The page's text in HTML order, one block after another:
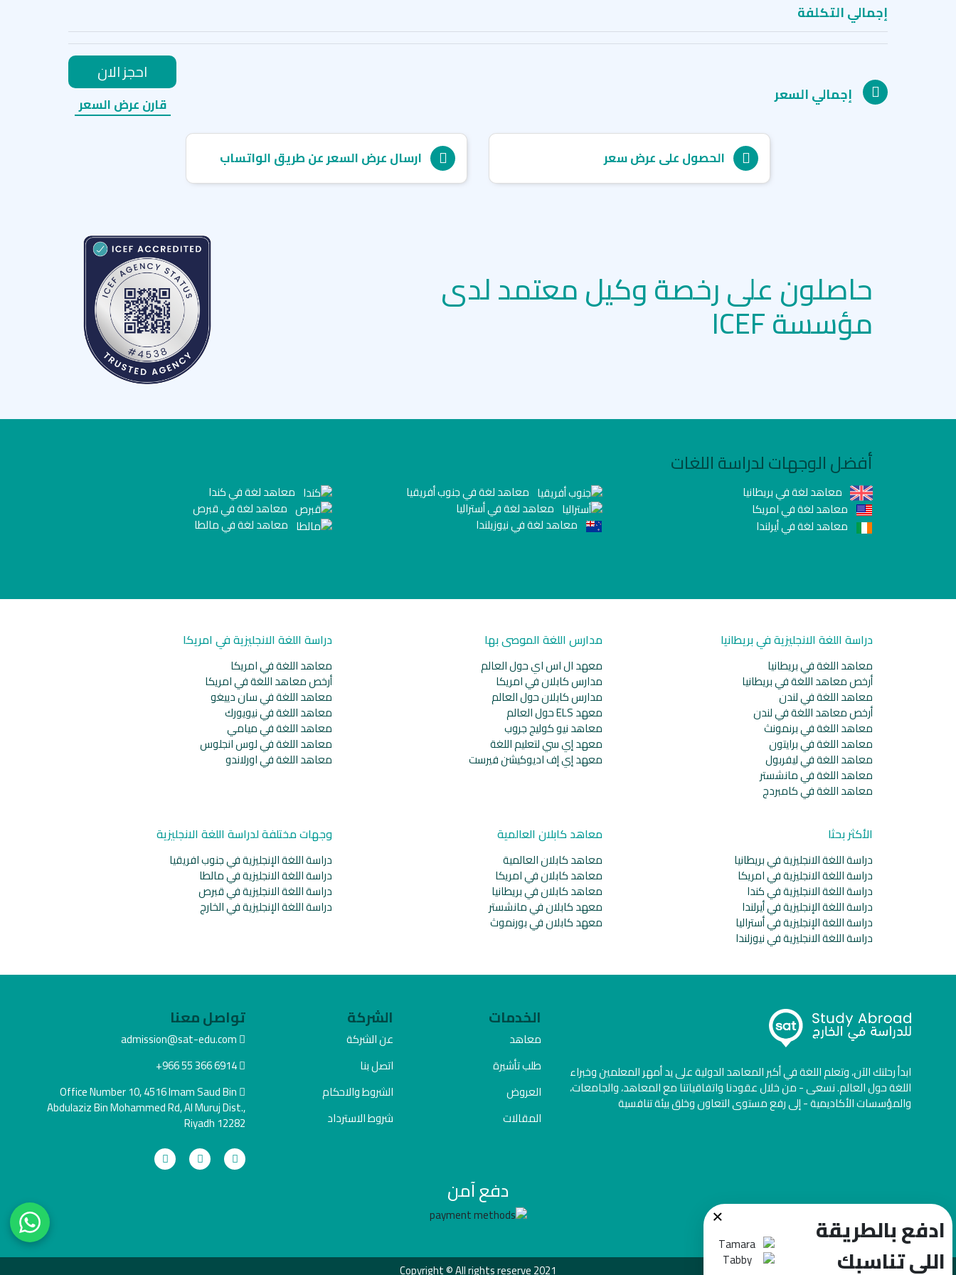
ودورة الإعداد لامتحان أيلتس.
آي إتش إنترناشيونال هاوس - بلفاست - IH International House
آي إتش إنترناشيونال هاوس - فانكوفر - IH International House
آي إتش إنترناشيونال هاوس - نيوكاسل - IH International House
آي إتش إنترناشيونال هاوس - دبلن - IH International House
إجمالي التكلفة
إجمالي السعر
احجز الان
قارن عرض السعر
الحصول على عرض سعر ارسال عرض السعر عن طريق الواتساب
حاصلون على رخصة وكيل معتمد لدى
مؤسسة ICEF
أفضل الوجهات لدراسة اللغات
معاهد لغة في بريطانيا
معاهد لغة في امريكا
معاهد لغة في أيرلندا
معاهد لغة في جنوب أفريقيا
معاهد لغة في أستراليا
معاهد لغة في نيوزيلندا
معاهد لغة في كندا
معاهد لغة في قبرص
معاهد لغة في مالطا
دراسة اللغة الانجليزية في بريطانيا
معاهد اللغة في بريطانيا
أرخص معاهد اللغة في بريطانيا
معاهد اللغة في لندن
أرخص معاهد اللغة في لندن
معاهد اللغة في برنمونث
معاهد اللغة في برايتون
معاهد اللغة في ليفربول
معاهد اللغة في مانشستر
معاهد اللغة في كامبردج
مدارس اللغة الموصى بها
معهد ال اس اي حول العالم
مدارس كابلان في امريكا
مدارس كابلان حول العالم
معهد ELS حول العالم
معاهد نيو كوليج جروب
معهد إي سي لتعليم اللغة
معهد إي إف اديوكيشن فيرست
دراسة اللغة الانجليزية في امريكا
معاهد اللغة في امريكا
أرخص معاهد اللغة في امريكا
معاهد اللغة في سان دييغو
معاهد اللغة في نيويورك
معاهد اللغة في ميامي
معاهد اللغة في لوس انجلوس
معاهد اللغة في اورلاندو
الأكثر بحثا
دراسة اللغة الانجليزية في بريطانيا
دراسة اللغة الانجليزية في امريكا
دراسة اللغة الانجليزية في كندا
دراسة اللغة الإنجليزية في أيرلندا
دراسة اللغة الإنجليزية في أستراليا
دراسة اللغة الانجليزية في نيوزلندا
معاهد كابلان العالمية
معاهد كابلان العالمية
معاهد كابلان في امريكا
معاهد كابلان في بريطانيا
معهد كابلان في مانشستر
معهد كابلان في بورنموث
وجهات مختلفة لدراسة اللغة الانجليزية
دراسة اللغة الإنجليزية في جنوب افريقيا
دراسة اللغة الانجليزية في مالطا
دراسة اللغة الانجليزية في قبرص
دراسة اللغة الإنجليزية في الخارج
ابدأ رحلتك الآن، وتعلم اللغة في أكبر المعاهد الدولية على يد أمهر المعلمين وخبراء
اللغة حول العالم. نسعى - من خلال عقودنا واتفاقياتنا مع المعاهد، والجامعات،
والمؤسسات الأكاديمية - إلى رفع مستوى التعاون وخلق بيئة تنافسية
الخدمات
معاهد
طلب تأشيرة
العروض
المقالات
الشركة
عن الشركة
اتصل بنا
الشروط والاحكام
شروط الاسترداد
تواصل معنا
admission@sat-edu.com
+966 55 366 6914
Office Number 10, 4516 Imam Saud Bin
Abdulaziz Bin Mohammed Rd, Al Muruj Dist.,
Riyadh 12282
دفع آمن
Copyright © All rights reserve 2021
×
ادفع بالطريقة
اللي تناسبك